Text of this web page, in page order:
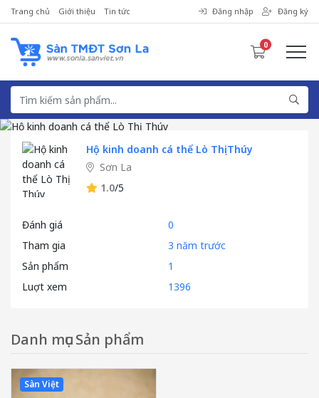
Trang chủ Giới thiệu Tin tức Đăng nhập Đăng ký
0
Hộ kinh doanh cá thể Lò Thị Thúy
Sơn La
1.0/5
Đánh giá
0
Tham gia
3 năm trước
Sản phẩm
1
Luợt xem
1396
Danh mục Sản phẩm
Sàn Việt